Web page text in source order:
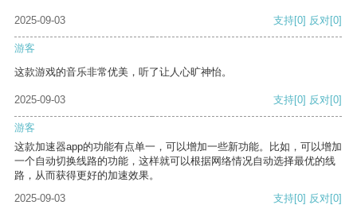
2025-09-03 支持[0] 反对[0]
游客
这款游戏的音乐非常优美，听了让人心旷神怡。
2025-09-03 支持[0] 反对[0]
游客
这款加速器app的功能有点单一，可以增加一些新功能。比如，可以增加
一个自动切换线路的功能，这样就可以根据网络情况自动选择最优的线
路，从而获得更好的加速效果。
2025-09-03
支持[0] 反对[0]